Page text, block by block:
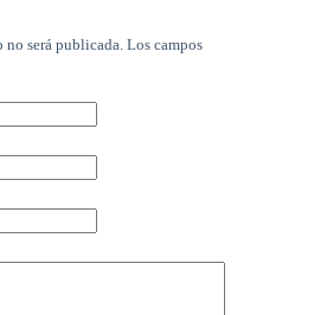
será publicada. Los campos